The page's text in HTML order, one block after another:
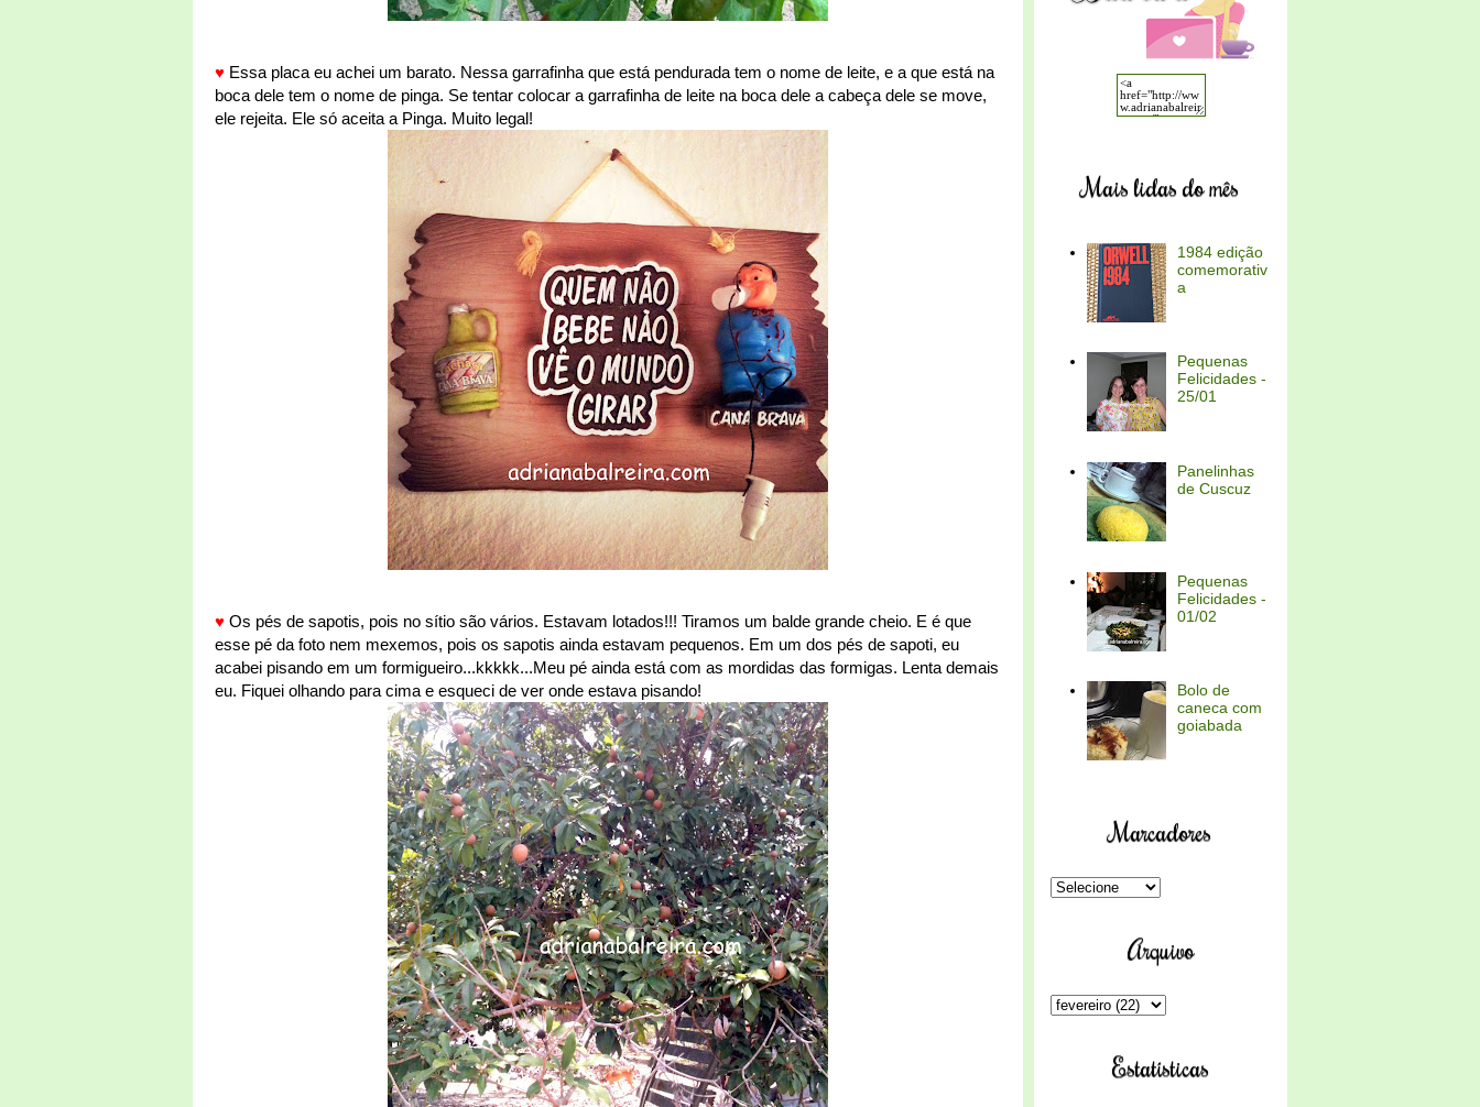
♥ Essa placa eu achei um barato. Nessa garrafinha que está pendurada tem o nome de leite, e a que está na
boca dele tem o nome de pinga. Se tentar colocar a garrafinha de leite na boca dele a cabeça dele se move,
ele rejeita. Ele só aceita a Pinga. Muito legal!
♥ Os pés de sapotis, pois no sítio são vários. Estavam lotados!!! Tiramos um balde grande cheio. E é que
esse pé da foto nem mexemos, pois os sapotis ainda estavam pequenos. Em um dos pés de sapoti, eu
acabei pisando em um formigueiro...kkkkk...Meu pé ainda está com as mordidas das formigas. Lenta demais
eu. Fiquei olhando para cima e esqueci de ver onde estava pisando!
Mais lidas do mês
1984 edição
comemorativ
a
Pequenas
Felicidades -
25/01
Panelinhas
de Cuscuz
Pequenas
Felicidades -
01/02
Bolo de
caneca com
goiabada
Marcadores
Arquivo
Estatísticas